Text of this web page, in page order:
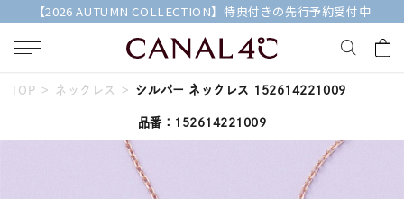
【2026 AUTUMN COLLECTION】特典付きの先行予約受付中
キーワードで検索する
人気検索キーワード
TOP ネックレス シルバー ネックレス 152614221009
品番：152614221009